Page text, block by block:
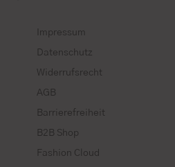
Impressum
Datenschutz
Widerrufsrecht
AGB
Barrierefreiheit
B2B Shop
Fashion Cloud